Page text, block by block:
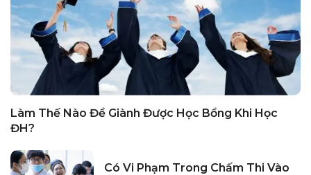
Làm Thế Nào Để Giành Được Học Bổng Khi Học
ĐH?
Có Vi Phạm Trong Chấm Thi Vào